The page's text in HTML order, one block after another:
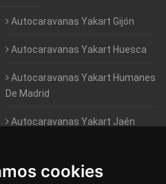
cookies
Autocaravanas Yakart Gijón
Autocaravanas Yakart Huesca
Autocaravanas Yakart Humanes
De Madrid
Autocaravanas Yakart Jaén
Autocaravanas Yakart Valencia